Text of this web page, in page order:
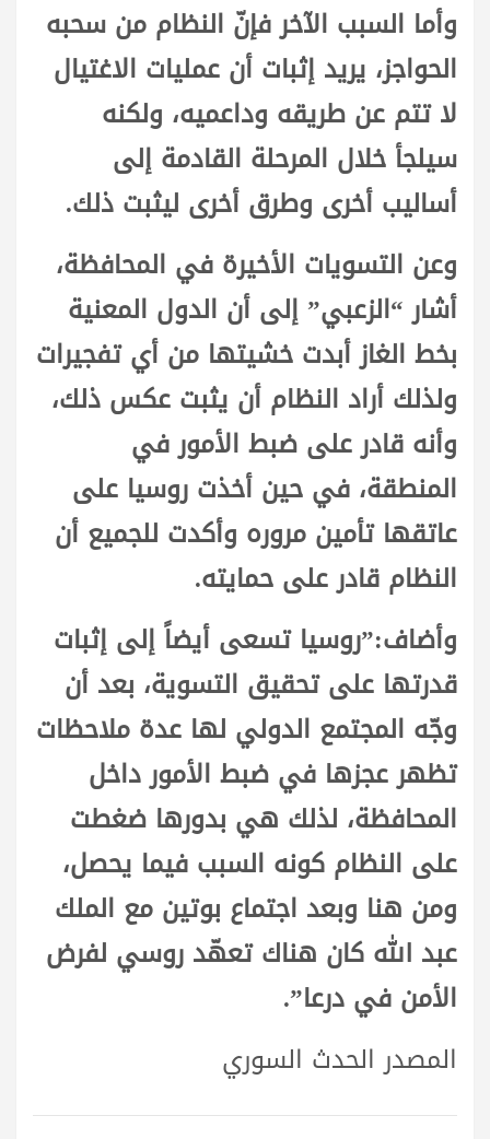
وأما السبب الآخر فإنّ النظام من سحبه
الحواجز، يريد إثبات أن عمليات الاغتيال
لا تتم عن طريقه وداعميه، ولكنه
سيلجأ خلال المرحلة القادمة إلى
أساليب أخرى وطرق أخرى ليثبت ذلك.
وعن التسويات الأخيرة في المحافظة،
أشار “الزعبي” إلى أن الدول المعنية
بخط الغاز أبدت خشيتها من أي تفجيرات
ولذلك أراد النظام أن يثبت عكس ذلك،
وأنه قادر على ضبط الأمور في
المنطقة، في حين أخذت روسيا على
عاتقها تأمين مروره وأكدت للجميع أن
النظام قادر على حمايته.
وأضاف:”روسيا تسعى أيضاً إلى إثبات
قدرتها على تحقيق التسوية، بعد أن
وجّه المجتمع الدولي لها عدة ملاحظات
تظهر عجزها في ضبط الأمور داخل
المحافظة، لذلك هي بدورها ضغطت
على النظام كونه السبب فيما يحصل،
ومن هنا وبعد اجتماع بوتين مع الملك
عبد الله كان هناك تعهّد روسي لفرض
الأمن في درعا”.
المصدر الحدث السوري